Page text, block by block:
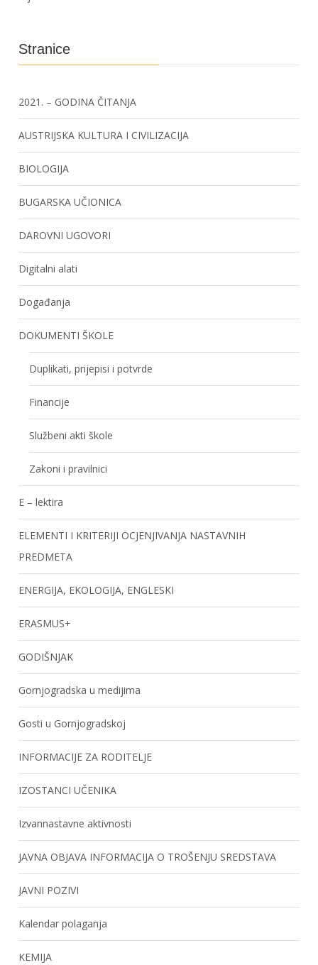
Stranice
2021. – GODINA ČITANJA
AUSTRIJSKA KULTURA I CIVILIZACIJA
BIOLOGIJA
BUGARSKA UČIONICA
DAROVNI UGOVORI
Digitalni alati
Događanja
DOKUMENTI ŠKOLE
Duplikati, prijepisi i potvrde
Financije
Službeni akti škole
Zakoni i pravilnici
E – lektira
ELEMENTI I KRITERIJI OCJENJIVANJA NASTAVNIH
PREDMETA
ENERGIJA, EKOLOGIJA, ENGLESKI
ERASMUS+
GODIŠNJAK
Gornjogradska u medijima
Gosti u Gornjogradskoj
INFORMACIJE ZA RODITELJE
IZOSTANCI UČENIKA
Izvannastavne aktivnosti
JAVNA OBJAVA INFORMACIJA O TROŠENJU SREDSTAVA
JAVNI POZIVI
Kalendar polaganja
KEMIJA